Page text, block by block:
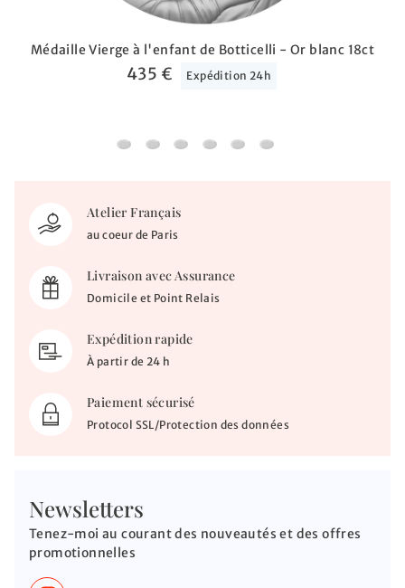
Médaille Vierge à l'enfant de Botticelli - Or blanc 18ct
435 € Expédition 24h
Médaille Vierge à l'enfant de Botticelli - Or
Médaille Petit Prince "protège ta
Médaille Vierge à l'enfant et la
Médaille Petit Prince au renard
Médaille Arbre de vie
Médaille Notre-Dame
Atelier Français
au coeur de Paris
Livraison avec Assurance
Domicile et Point Relais
Expédition rapide
À partir de 24 h
Paiement sécurisé
Protocol SSL/Protection des données
Newsletters
Tenez-moi au courant des nouveautés et des offres
promotionnelles